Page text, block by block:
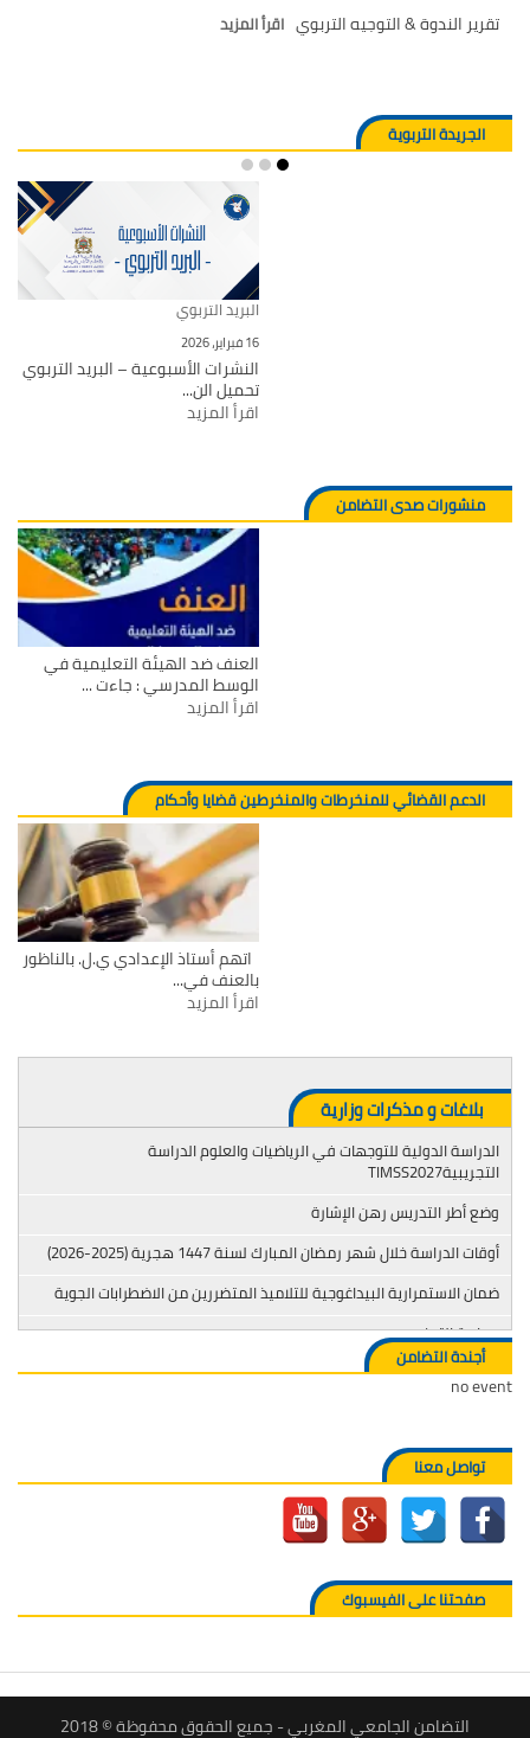
تقرير الندوة & التوجيه التربوي اقرأ المزيد
الجريدة التربوية
البريد التربوي
16 فبراير، 2026
النشرات الأسبوعية – البريد التربوي
تحميل الن...
اقرأ المزيد
منشورات صدى التضامن
العنف ضد الهيئة التعليمية في
الوسط المدرسي : جاءت ...
اقرأ المزيد
الدعم القضائي للمنخرطات والمنخرطين قضايا وأحكام
اتهم أستاذ الإعدادي ي.ل. بالناظور
بالعنف في...
اقرأ المزيد
بلاغات و مذكرات وزارية
الدراسة الدولية للتوجهات في الرياضيات والعلوم الدراسة
التجريبيةTIMSS2027
وضع أطر التدريس رهن الإشارة
أوقات الدراسة خلال شهر رمضان المبارك لسنة 1447 هجرية (2025-2026)
ضمان الاستمرارية البيداغوجية للتلاميذ المتضررين من الاضطرابات الجوية
محاربة التدخين
أجندة التضامن
no event
تواصل معنا
صفحتنا على الفيسبوك
التضامن الجامعي المغربي - جميع الحقوق محفوظة © 2018